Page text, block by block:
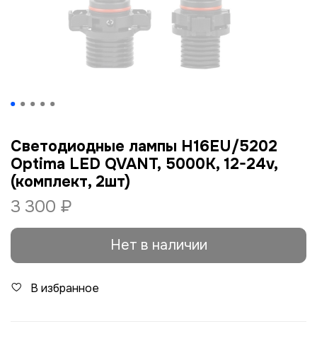
Светодиодные лампы H16EU/5202
Optima LED QVANT, 5000K, 12-24v,
(комплект, 2шт)
3 300 ₽
Нет в наличии
В избранное